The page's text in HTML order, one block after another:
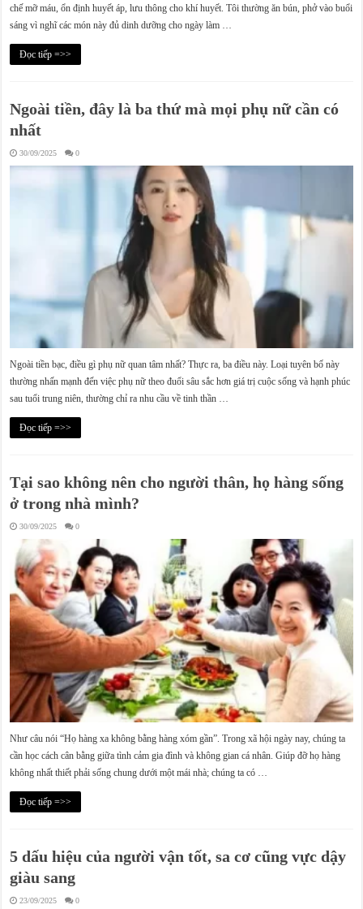
chế mỡ máu, ổn định huyết áp, lưu thông cho khí huyết. Tôi thường ăn bún, phở vào buổi
sáng vì nghĩ các món này đủ dinh dưỡng cho ngày làm …
Đọc tiếp =>>
Ngoài tiền, đây là ba thứ mà mọi phụ nữ cần có
nhất
30/09/2025 0
Ngoài tiền bạc, điều gì phụ nữ quan tâm nhất? Thực ra, ba điều này. Loại tuyên bố này
thường nhấn mạnh đến việc phụ nữ theo đuổi sâu sắc hơn giá trị cuộc sống và hạnh phúc
sau tuổi trung niên, thường chỉ ra nhu cầu về tinh thần …
Đọc tiếp =>>
Tại sao không nên cho người thân, họ hàng sống
ở trong nhà mình?
30/09/2025 0
Như câu nói “Họ hàng xa không bằng hàng xóm gần”. Trong xã hội ngày nay, chúng ta
cần học cách cân bằng giữa tình cảm gia đình và không gian cá nhân. Giúp đỡ họ hàng
không nhất thiết phải sống chung dưới một mái nhà; chúng ta có …
Đọc tiếp =>>
5 dấu hiệu của người vận tốt, sa cơ cũng vực dậy
giàu sang
23/09/2025 0